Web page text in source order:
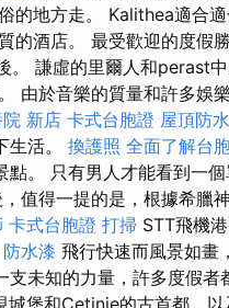
的地方走。 Kalithea適合
的酒店。 最受歡迎的度假
。 謙虛的里爾人和perast
由於音樂的質量和許多娛
新店 卡式台胞證 屋頂防水
生活。 換護照 全面了解台
。 只有男人才能看到一個
值得一提的是，根據希臘
卡式台胞證 打掃 STT飛機
防水漆 飛行快速而風景如畫
未知的力量，許多度假者
城堡和Cetinje的古首都，